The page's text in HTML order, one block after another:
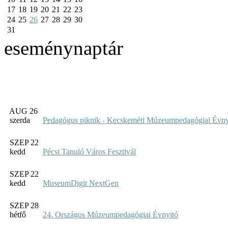
17 18 19 20 21 22 23
24 25 26 27 28 29 30
31
eseménynaptár
AUG 26
szerda
Pedagógus piknik - Kecskeméti Múzeumpedagógiai
SZEP 22
kedd
Pécsi Tanuló Város Fesztivál
SZEP 22
kedd
MuseumDigit NextGen
SZEP 28
hétfő
24. Országos Múzeumpedagógiai Évnyitó